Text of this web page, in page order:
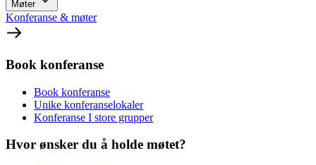
Møter
Konferanse & møter
Book konferanse
Book konferanse
Unike konferanselokaler
Konferanse I store grupper
Hvor ønsker du å holde møtet?